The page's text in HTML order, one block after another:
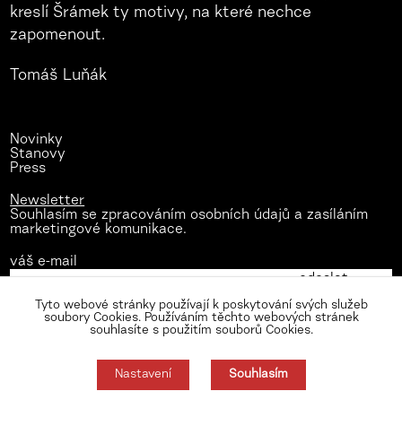
kreslí Šrámek ty motivy, na které nechce
zapomenout.
Tomáš Luňák
Novinky
Stanovy
Press
Newsletter
Souhlasím se zpracováním osobních údajů a zasíláním
marketingové komunikace.
váš e-mail
Zásady zpracování osobních údajů
Nastavení cookies
Tyto webové stránky používají k poskytování svých služeb
soubory Cookies. Používáním těchto webových stránek
souhlasíte s použitím souborů Cookies.
Nastavení Souhlasím